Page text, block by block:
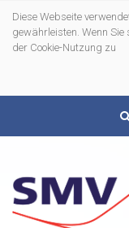
Diese Webseite
gewährleisten. Wenn
der Cookie-Nutzung zu